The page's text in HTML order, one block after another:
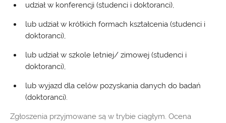
udział w konferencji (studenci i doktoranci),
lub udział w krótkich formach kształcenia (studenci i
doktoranci),
lub udział w szkole letniej/ zimowej (studenci i
doktoranci),
lub wyjazd dla celów pozyskania danych do badań
(doktoranci).
Zgłoszenia przyjmowane są w trybie ciągłym. Ocena